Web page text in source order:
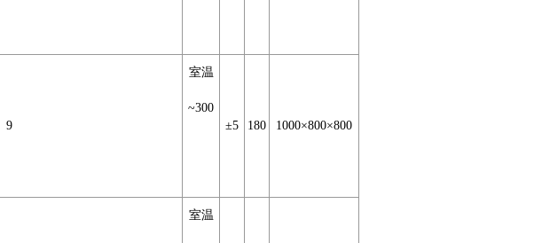
9
室温
~300
±5
180 1000×800×800
室温